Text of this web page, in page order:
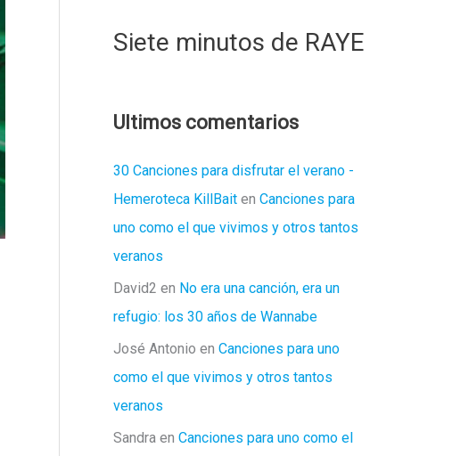
Siete minutos de RAYE
Ultimos comentarios
30 Canciones para disfrutar el verano -
Hemeroteca KillBait en Canciones para
uno como el que vivimos y otros tantos
veranos
David2 en No era una canción, era un
refugio: los 30 años de Wannabe
José Antonio en Canciones para uno
como el que vivimos y otros tantos
veranos
Sandra en Canciones para uno como el